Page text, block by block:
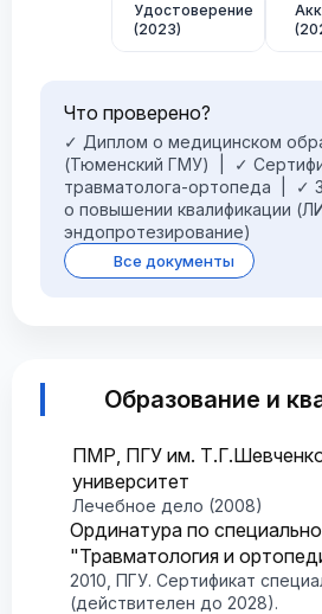
Удостоверение
(2023)
Что проверено?
✓ Диплом о медицинском
(Тюменский ГМУ) | ✓
травматолога-ортопеда | ✓
о повышении квалификации
эндопротезирование)
Все документы
Образование и
ПМР, ПГУ им.
университет
Лечебное дело (2008)
Ординатура по
"Травматология и
2010, ПГУ. Сертификат
(действителен до 2028).